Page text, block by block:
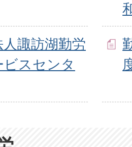
諏訪湖勤労
スセンタ